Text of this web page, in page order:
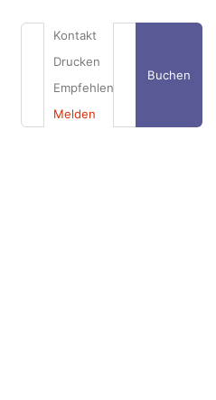
Kontakt
Drucken
Empfehlen
Melden
Buchen